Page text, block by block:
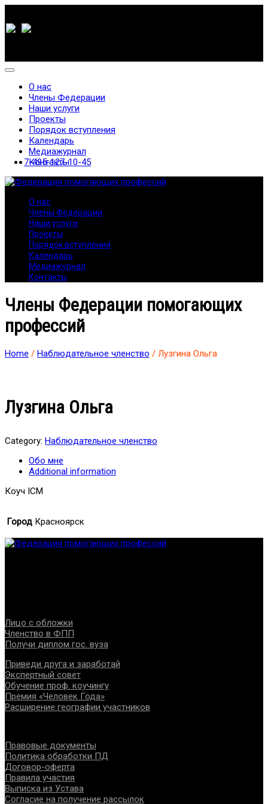
7-495-127-10-45
О нас
Члены Федерации
Наши услуги
Проекты
Порядок вступления
Календарь
Медиажурнал
Контакты
О нас
Члены Федерации
Наши услуги
Проекты
Порядок вступления
Календарь
Медиажурнал
Контакты
Члены Федерации помогающих
профессий
Home / Наблюдательное членство / Лузгина Ольга
Лузгина Ольга
Category: Наблюдательное членство
Обо мне
Additional information
Коуч ICM
Город Красноярск
Лицо с обложки
Членство в ФПП
Получи диплом гос. вуза
Приведи друга и заработай
Экспертный совет
Обучение проф. коучингу
Премия «Человек Года»
Расширение географии участников
Правовые документы
Политика обработки ПД
Договор-оферта
Правила участия
Выписка из Устава
Согласие на получение рассылок